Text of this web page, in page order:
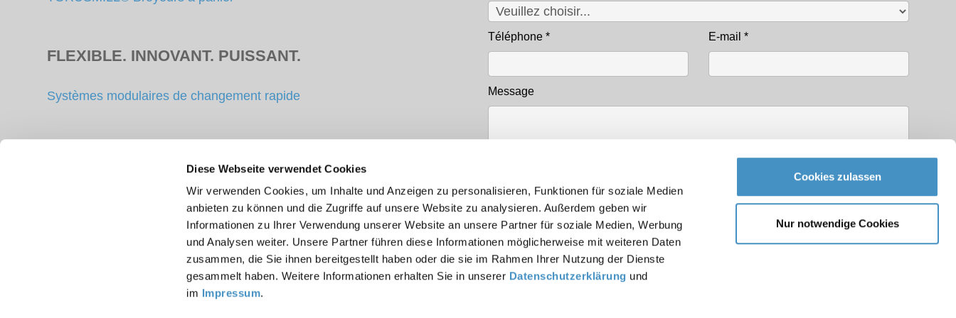
Diese Webseite verwendet Cookies
Wir verwenden Cookies, um Inhalte und Anzeigen zu personalisieren, Funktionen für soziale Medien
anbieten zu können und die Zugriffe auf unsere Website zu analysieren. Außerdem geben wir
Informationen zu Ihrer Verwendung unserer Website an unsere Partner für soziale Medien, Werbung
und Analysen weiter. Unsere Partner führen diese Informationen möglicherweise mit weiteren Daten
zusammen, die Sie ihnen bereitgestellt haben oder die sie im Rahmen Ihrer Nutzung der Dienste
gesammelt haben. Weitere Informationen erhalten Sie in unserer Datenschutzerklärung und
im Impressum.
Cookies zulassen
Nur notwendige Cookies
FLEXIBLE. INNOVANT. PUISSANT.
Systèmes modulaires de changement rapide
Outils d'agitation, de dispersion et de broyage
Téléphone * E-mail *
Message
Protection des données*
Lire lapolitique de confidentialité